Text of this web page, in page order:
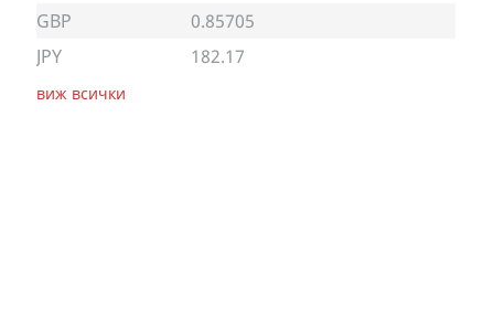
GBP
0.85705
JPY
182.17
виж всички